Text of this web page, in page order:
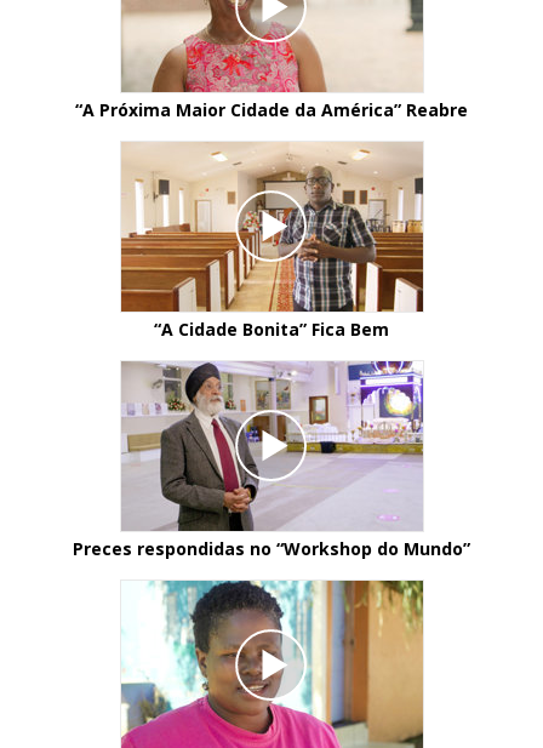
“A Próxima Maior Cidade da América” Reabre
“A Cidade Bonita” Fica Bem
Preces respondidas no “Workshop do Mundo”